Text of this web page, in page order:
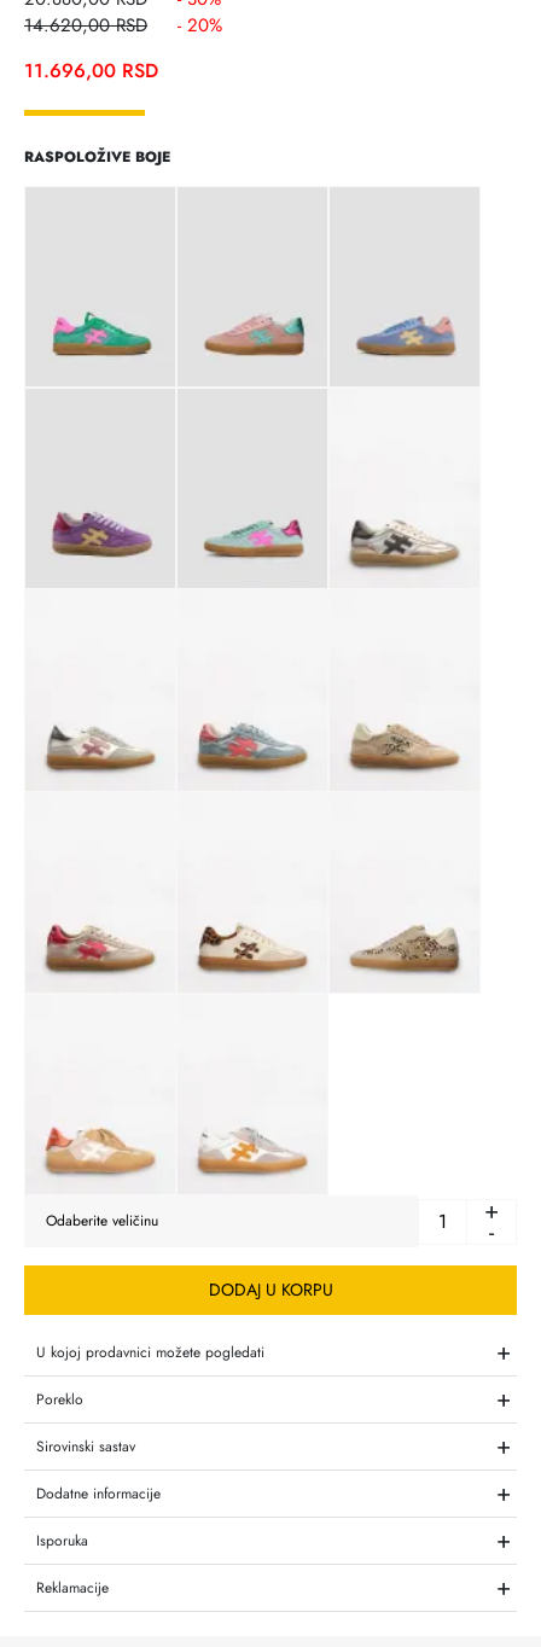
14.620,00RSD - 20%
11.696,00 RSD
RASPOLOŽIVE BOJE
+
-
DODAJ U KORPU
U kojoj prodavnici možete pogledati +
Poreklo +
Sirovinski sastav +
Dodatne informacije +
Isporuka +
Reklamacije +